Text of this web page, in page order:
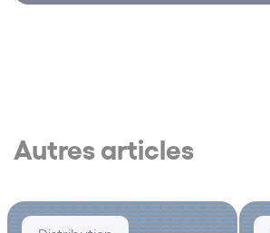
Autres articles